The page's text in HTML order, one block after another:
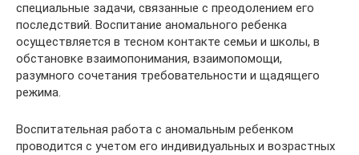
специальные задачи, связанные с преодолением его
последствий. Воспитание аномального ребенка
осуществляется в тесном контакте семьи и школы, в
обстановке взаимопонимания, взаимопомощи,
разумного сочетания требовательности и щадящего
режима.
Воспитательная работа с аномальным ребенком
проводится с учетом его индивидуальных и возрастных